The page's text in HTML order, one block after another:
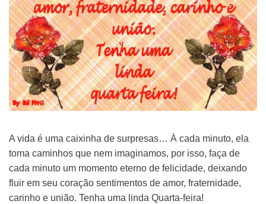
A vida é uma caixinha de surpresas… À cada minuto, ela
toma caminhos que nem imaginamos, por isso, faça de
cada minuto um momento eterno de felicidade, deixando
fluir em seu coração sentimentos de amor, fraternidade,
carinho e união. Tenha uma linda Quarta-feira!